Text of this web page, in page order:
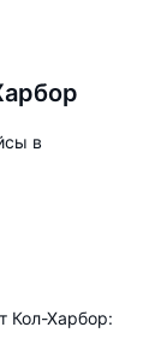
в
Кол-Харбор: